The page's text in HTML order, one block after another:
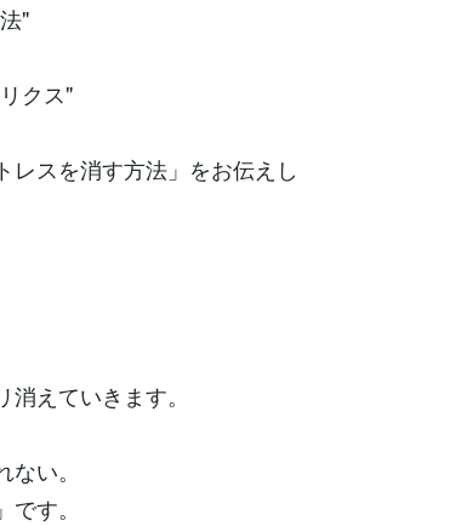
"
クス"
レスを消す方法」をお伝えし
えていきます。
い。
す。